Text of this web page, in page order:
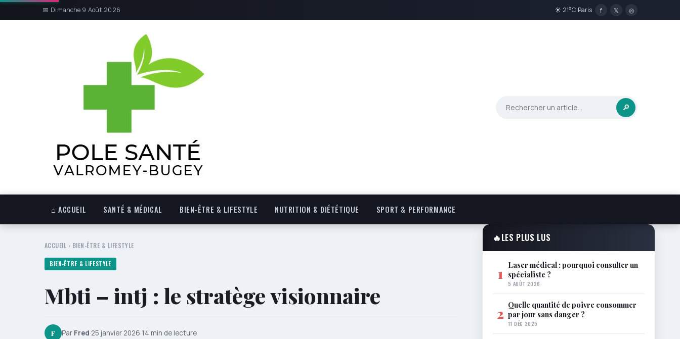
📅 Dimanche 9 Août 2026 ☀ 21°C Paris f 𝕏 ◎
🔎
⌂ ACCUEIL SANTÉ & MÉDICAL BIEN-ÊTRE & LIFESTYLE NUTRITION & DIÉTÉTIQUE SPORT & PERFORMANCE
ACCUEIL › BIEN-ÊTRE & LIFESTYLE
BIEN-ÊTRE & LIFESTYLE
Mbti – intj : le stratège visionnaire
F Par Fred·25 janvier 2026·14 min de lecture
🔥LES PLUS LUS
1 Laser médical : pourquoi consulter un
spécialiste ?
5 AOÛT 2026
2 Quelle quantité de poivre consommer
par jour sans danger ?
11 DÉC 2025